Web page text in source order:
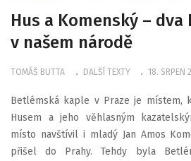
Hus a Komenský –
v našem národě
TOMÁŠ BUTTA DALŠÍ TEXTY 18. SRPEN
Betlémská kaple v Praze je místem,
Husem a jeho věhlasným
místo navštívil i mladý Jan Amos
přišel do Prahy. Tehdy byla